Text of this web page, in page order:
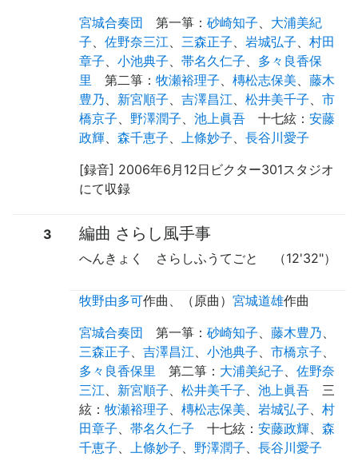
宮城合奏団
第一箏 ： 砂崎知子
大浦美紀
子
佐野奈三江 三森正子 岩城弘子
村田
章子
小池典子 帯名久仁子
多々良香保
里
第二箏 ： 牧瀬裕理子 槫松志保美
藤木
豊乃
新宮順子 吉澤昌江 松井美千子
市
橋京子
野澤潤子 池上眞吾 十七絃 ： 安藤
政輝
森千恵子 上條妙子
長谷川愛子
[録音] 2006年6月12日ビクター301スタジオ
にて収録
3 編曲 さらし風手事
（12'32"）
へんきょく さらしふうてごと
牧野由多可作曲 、（ 原曲 ） 宮城道雄作曲
宮城合奏団
第一箏 ： 砂崎知子 藤木豊乃
三森正子
吉澤昌江 小池典子 市橋京子
多々良香保里
第二箏 ： 大浦美紀子
佐野奈
三江
新宮順子 松井美千子 池上眞吾
三
絃 ： 牧瀬裕理子 槫松志保美 岩城弘子
村
田章子
帯名久仁子 十七絃 ： 安藤政輝
森
千恵子
上條妙子 野澤潤子
長谷川愛子